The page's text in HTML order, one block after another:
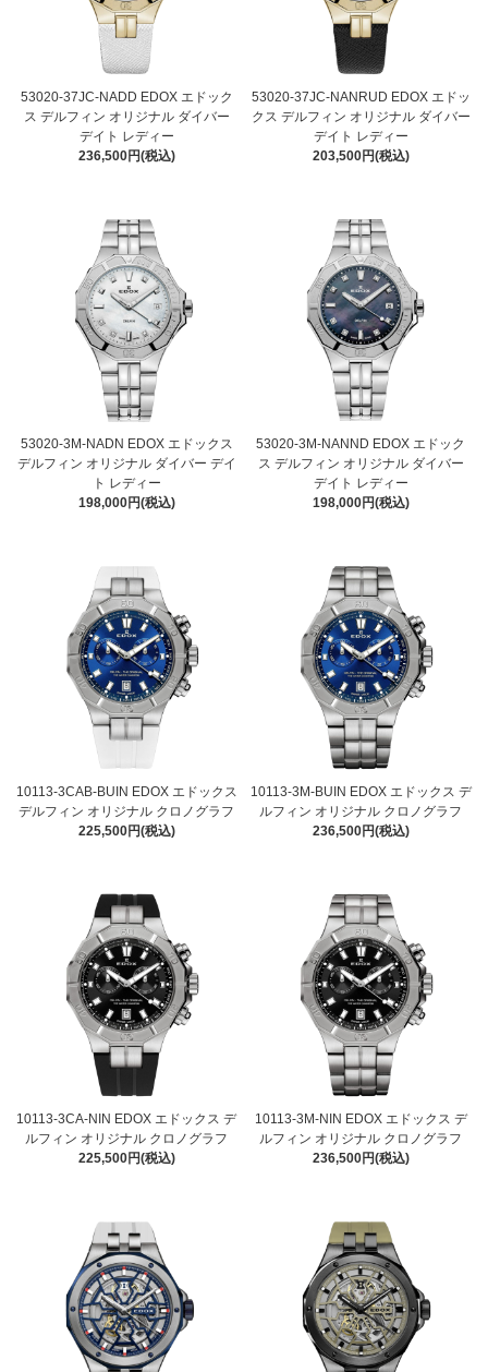
53020-37JC-NADD EDOX エドック
ス デルフィン オリジナル ダイバー
デイト レディー
236,500円(税込)
53020-37JC-NANRUD EDOX エドッ
クス デルフィン オリジナル ダイバー
デイト レディー
203,500円(税込)
53020-3M-NADN EDOX エドックス
デルフィン オリジナル ダイバー デイ
ト レディー
198,000円(税込)
53020-3M-NANND EDOX エドック
ス デルフィン オリジナル ダイバー
デイト レディー
198,000円(税込)
10113-3CAB-BUIN EDOX エドックス
デルフィン オリジナル クロノグラフ
225,500円(税込)
10113-3M-BUIN EDOX エドックス デ
ルフィン オリジナル クロノグラフ
236,500円(税込)
10113-3CA-NIN EDOX エドックス デ
ルフィン オリジナル クロノグラフ
225,500円(税込)
10113-3M-NIN EDOX エドックス デ
ルフィン オリジナル クロノグラフ
236,500円(税込)